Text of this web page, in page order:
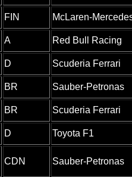
FIN McLaren-
A Red Bull Racing
D Scuderia Ferrari
BR Sauber-Petronas
BR Scuderia Ferrari
D Toyota F1
CDN Sauber-Petronas